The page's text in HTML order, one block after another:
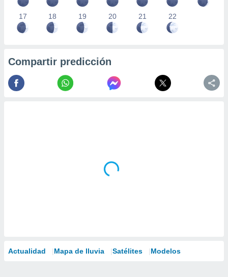
17 18 19 20 21 22
Compartir predicción
Actualidad Mapa de lluvia Satélites Modelos